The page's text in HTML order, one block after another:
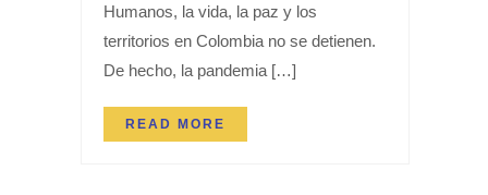
Humanos, la vida, la paz y los
territorios en Colombia no se detienen.
De hecho, la pandemia […]
READ MORE